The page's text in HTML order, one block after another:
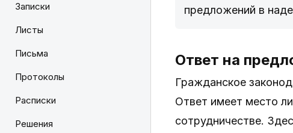
Записки
Листы
Письма
Протоколы
Расписки
Решения
предложений в
Ответ на
Гражданское
Ответ имеет место
сотрудничестве.